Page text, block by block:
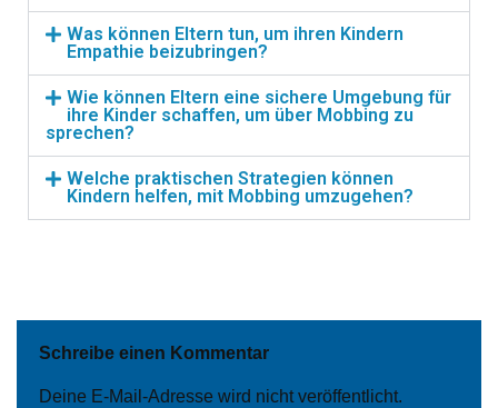
Was können Eltern tun, um ihren Kindern
Empathie beizubringen?
Wie können Eltern eine sichere Umgebung für
ihre Kinder schaffen, um über Mobbing zu
sprechen?
Welche praktischen Strategien können
Kindern helfen, mit Mobbing umzugehen?
Schreibe einen Kommentar
Deine E-Mail-Adresse wird nicht veröffentlicht.